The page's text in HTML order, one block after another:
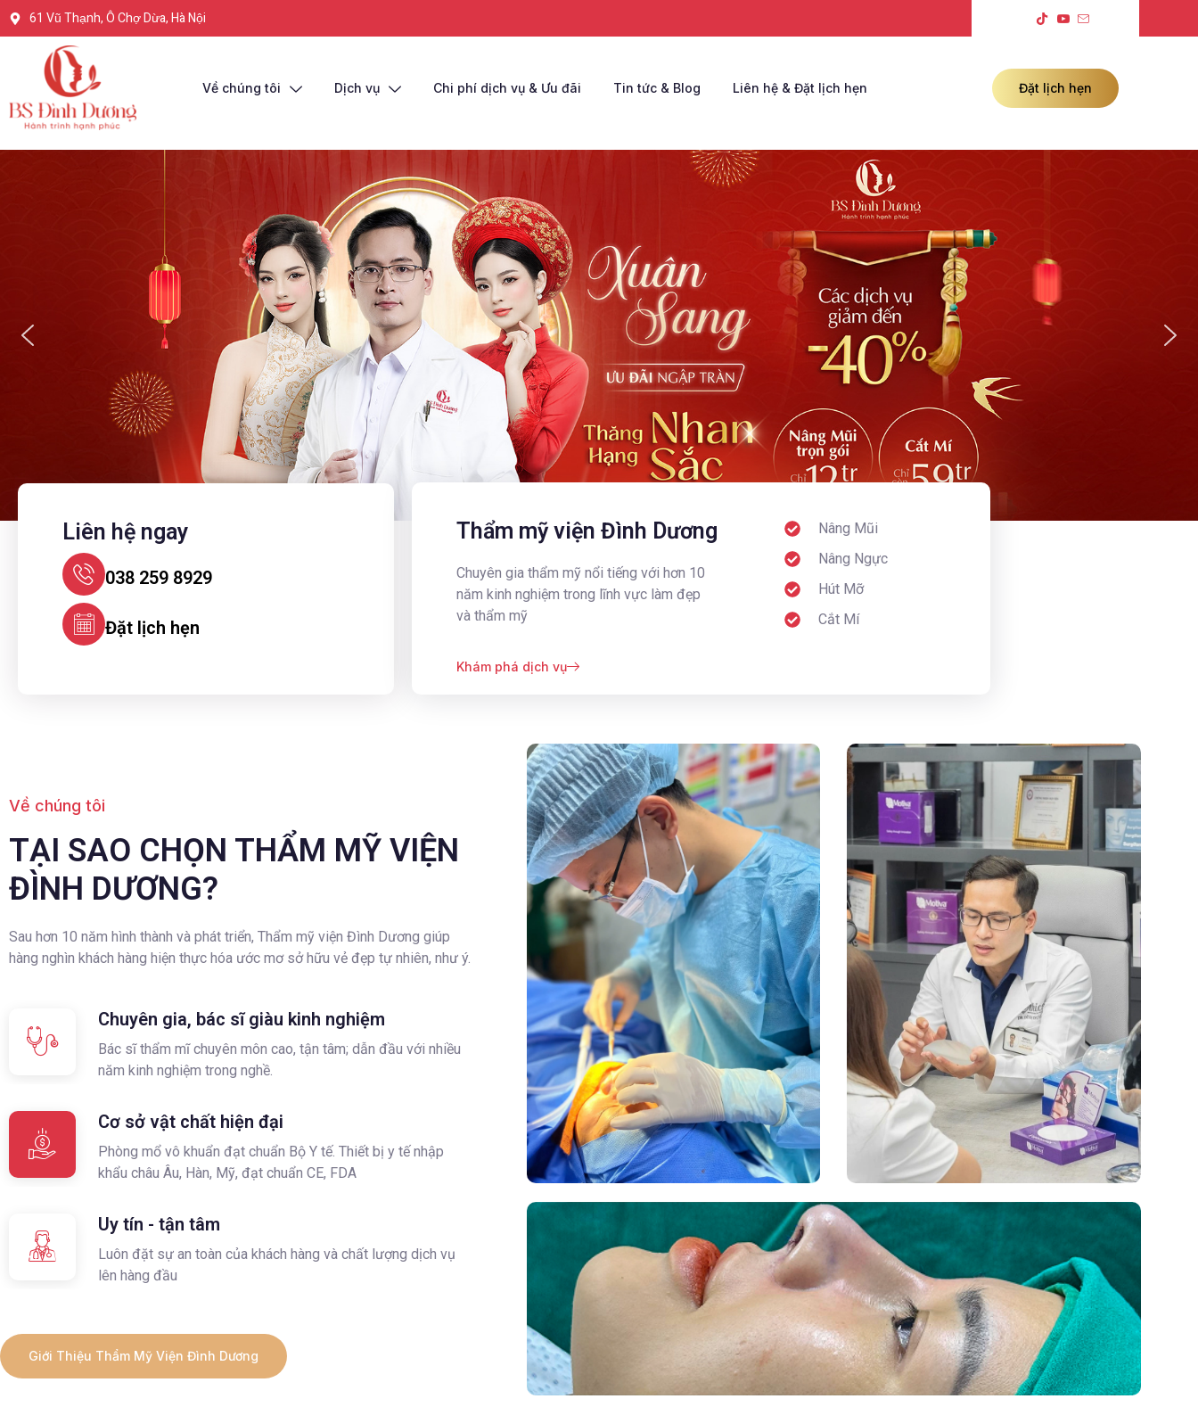
61 Vũ Thạnh, Ô Chợ Dừa, Hà Nội
Về chúng tôi Dịch vụ Chi phí dịch vụ & Ưu đãi Tin tức & Blog Liên hệ & Đặt lịch hẹn Đặt lịch hẹn
Liên hệ ngay
038 259 8929
Đặt lịch hẹn
Thẩm mỹ viện Đình Dương
Chuyên gia thẩm mỹ nổi tiếng với hơn 10
năm kinh nghiệm trong lĩnh vực làm đẹp
và thẩm mỹ
Khám phá dịch vụ
Nâng Mũi
Nâng Ngực
Hút Mỡ
Cắt Mí
Về chúng tôi
TẠI SAO CHỌN THẨM MỸ VIỆN
ĐÌNH DƯƠNG?
Sau hơn 10 năm hình thành và phát triển, Thẩm mỹ viện Đình Dương giúp
hàng nghìn khách hàng hiện thực hóa ước mơ sở hữu vẻ đẹp tự nhiên, như ý.
Chuyên gia, bác sĩ giàu kinh nghiệm
Bác sĩ thẩm mĩ chuyên môn cao, tận tâm; dẫn đầu với nhiều
năm kinh nghiệm trong nghề.
Cơ sở vật chất hiện đại
Phòng mổ vô khuẩn đạt chuẩn Bộ Y tế. Thiết bị y tế nhập
khẩu châu Âu, Hàn, Mỹ, đạt chuẩn CE, FDA
Uy tín - tận tâm
Luôn đặt sự an toàn của khách hàng và chất lượng dịch vụ
lên hàng đầu
Giới Thiệu Thẩm Mỹ Viện Đình Dương